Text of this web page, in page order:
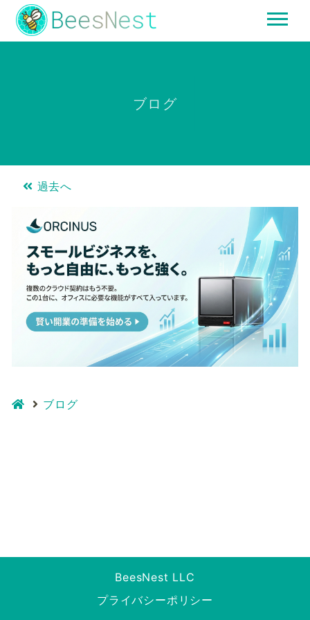
ブログ
過去へ
ブログ
BeesNest LLC
プライバシーポリシー